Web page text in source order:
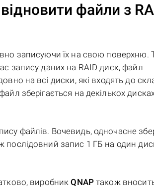
файли з
записуючи їх на свою поверхню.
запису даних на RAID диск, файл
на всі диски, які входять до
зберігається на декількох
файлів. Вочевидь, одночасне
послідовний запис 1 ГБ на один
виробникQNAPтакож